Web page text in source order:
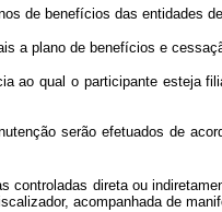
de benefícios das entidades
a plano de benefícios e
ao qual o participante esteja
serão efetuados de
controladas direta ou
acompanhada de